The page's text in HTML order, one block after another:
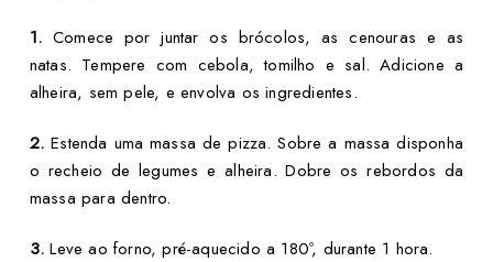
1. Comece por juntar os brócolos, as cenouras e as
natas. Tempere com cebola, tomilho e sal. Adicione a
alheira, sem pele, e envolva os ingredientes.
2.Estenda uma massa de pizza. Sobre a massa disponha
o recheio de legumes e alheira. Dobre os rebordos da
massa para dentro.
3. Leve ao forno, pré-aquecido a 180º, durante 1 hora.